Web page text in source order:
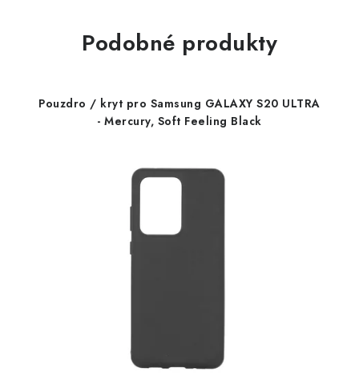
Podobné produkty
Pouzdro / kryt pro Samsung GALAXY S20 ULTRA
- Mercury, Soft Feeling Black